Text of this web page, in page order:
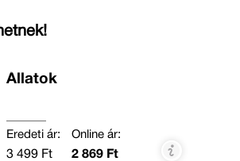
Állatok
Eredeti ár:
3 499 Ft
Online ár:
2 869 Ft